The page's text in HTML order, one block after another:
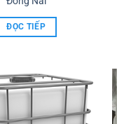
ĐỌC TIẾP